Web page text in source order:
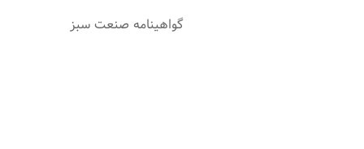
گواهينامه صنعت سبز